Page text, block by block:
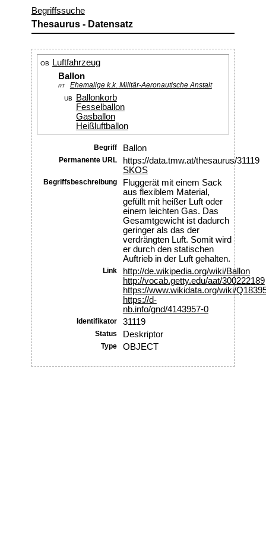
Begriffssuche
Thesaurus - Datensatz
OB
Luftfahrzeug
Ballon
RT Ehemalige k.k. Militär-Aeronautische Anstalt
UB
Ballonkorb
Fesselballon
Gasballon
Heißluftballon
Begriff Ballon
Permanente URL
https://data.tmw.at/thesaurus/31119
SKOS
Begriffsbeschreibung
Fluggerät mit einem Sack
aus flexiblem Material,
gefüllt mit heißer Luft oder
einem leichten Gas. Das
Gesamtgewicht ist dadurch
geringer als das der
verdrängten Luft. Somit wird
er durch den statischen
Auftrieb in der Luft gehalten.
Link
http://de.wikipedia.org/wiki/Ballon
http://vocab.getty.edu/aat/300222189
https://www.wikidata.org/wiki/
https://d-
nb.info/gnd/4143957-0
Identifikator 31119
Status Deskriptor
Type OBJECT